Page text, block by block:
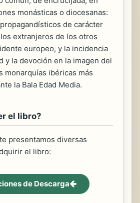
monásticas o diocesanas:
de carácter
extranjeros de los otros
europeo, y la incidencia
y la devoción en la imagen del
monarquías ibéricas más
la Bala Edad Media.
el libro?
presentamos diversas
el libro:
de Descarga